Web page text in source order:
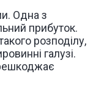
Одна з
прибуток.
розподілу,
галузі.